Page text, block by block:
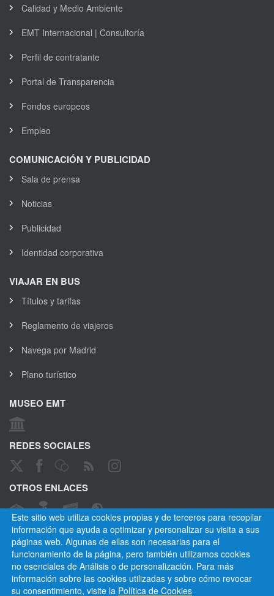
Este sitio web utiliza cookies propias y de terceros para recopilar
información que ayuda a optimizar y personalizar su visita a sus
páginas web. Algunas de ellas son necesarias para el
funcionamiento de la página, pero también utilizamos cookies
no esenciales de Análisis o de personalización. Para más
información sobre las cookies utilizadas y sobre cómo revocar
su consentimiento, visite la Política de Cookies
Calidad y Medio Ambiente
EMT Internacional | Consultoría
Perfil de contratante
Portal de Transparencia
Fondos europeos
Empleo
COMUNICACIÓN Y PUBLICIDAD
Sala de prensa
Noticias
Publicidad
Identidad corporativa
VIAJAR EN BUS
Títulos y tarifas
Reglamento de viajeros
Navega por Madrid
Plano turístico
MUSEO EMT
REDES SOCIALES
OTROS ENLACES
CANAL ÉTICO